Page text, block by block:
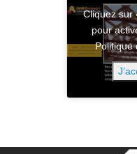
Cliquez sur
pour
Politique